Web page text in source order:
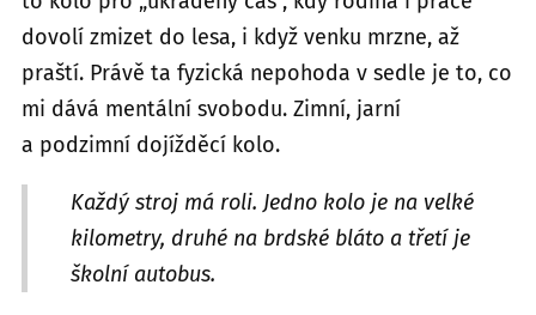
dovolí zmizet do lesa, i když venku mrzne, až
praští. Právě ta fyzická nepohoda v sedle je to, co
mi dává mentální svobodu. Zimní, jarní
a podzimní dojížděcí kolo.
Každý stroj má roli. Jedno kolo je na velké
kilometry, druhé na brdské bláto a třetí je
školní autobus.